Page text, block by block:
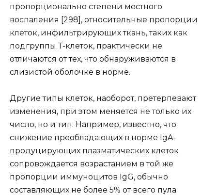
пропорционально степени местного
воспаления [298], относительные пропорции
клеток, инфильтрирующих ткань, таких как
подгруппы Т-клеток, практически не
отличаются от тех, что обнаруживаются в
слизистой оболочке в норме.
Другие типы клеток, наоборот, претерпевают
изменения, при этом меняется не только их
число, но и тип. Например, известно, что
снижение преобладающих в норме IgA-
продуцирующих плазматических клеток
сопровождается возрастанием в той же
пропорции иммуноцитов IgG, обычно
составляющих не более 5% от всего пула